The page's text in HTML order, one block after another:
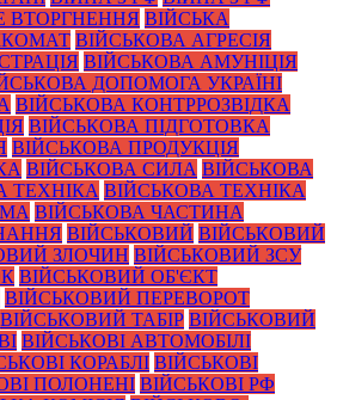
ВІЙСЬКА
ВІЙСЬКОВА АГРЕСІЯ
ВІЙСЬКОВА АМУНІЦІЯ
ДОПОМОГА УКРАЇНІ
ВІЙСЬКОВА КОНТРРОЗВІДКА
ВІЙСЬКОВА ПІДГОТОВКА
ВІЙСЬКОВА ПРОДУКЦІЯ
ВІЙСЬКОВА СИЛА ВІЙСЬКОВА
ТЕХНІКА ВІЙСЬКОВА ТЕХНІКА
ВІЙСЬКОВА ЧАСТИНА
ВІЙСЬКОВИЙ ВІЙСЬКОВИЙ
ЗЛОЧИН ВІЙСЬКОВИЙ ЗСУ
ВІЙСЬКОВИЙ ОБ'ЄКТ
ВІЙСЬКОВИЙ ПЕРЕВОРОТ
ВІЙСЬКОВИЙ ТАБІР ВІЙСЬКОВИЙ
ВІЙСЬКОВІ АВТОМОБІЛІ
КОРАБЛІ ВІЙСЬКОВІ
ПОЛОНЕНІ ВІЙСЬКОВІ РФ